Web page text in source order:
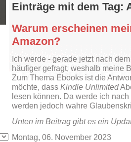
Einträge mit dem Tag:
Warum erscheinen
Amazon?
Ich werde - gerade jetzt nach
häufiger gefragt, weshalb meine
Zum Thema Ebooks ist die
möchte, dass Kindle Unlimited
lesen können. Da werde ich
werden jedoch wahre
Unten im Beitrag gibt es ein
Montag, 06. November 2023